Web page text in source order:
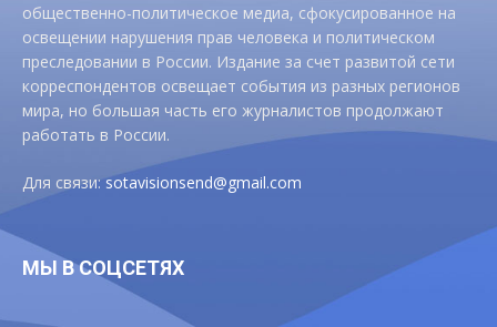
общественно-политическое медиа, сфокусированное на
освещении нарушения прав человека и политическом
преследовании в России. Издание за счет развитой сети
корреспондентов освещает события из разных регионов
мира, но большая часть его журналистов продолжают
работать в России.
Для связи:sotavisionsend@gmail.com
МЫ В СОЦСЕТЯХ